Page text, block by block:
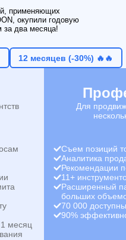
применяющих
окупили годовую
за два месяца!
12 месяцев (-30%) 🔥🔥
месяц
Для
Съем позиций
Аналитика
Рекомендации
11+
Расширенный
больших
70 000
90%